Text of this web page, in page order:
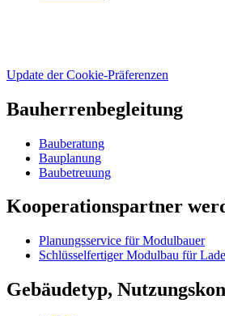
Update der Cookie-Präferenzen
Bauherrenbegleitung
Bauberatung
Bauplanung
Baubetreuung
Kooperationspartner
Planungsservice für Modulbauer
Schlüsselfertiger Modulbau für
Gebäudetyp,